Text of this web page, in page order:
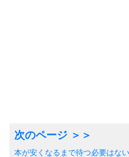
本が安くなるまで待つ必要はない